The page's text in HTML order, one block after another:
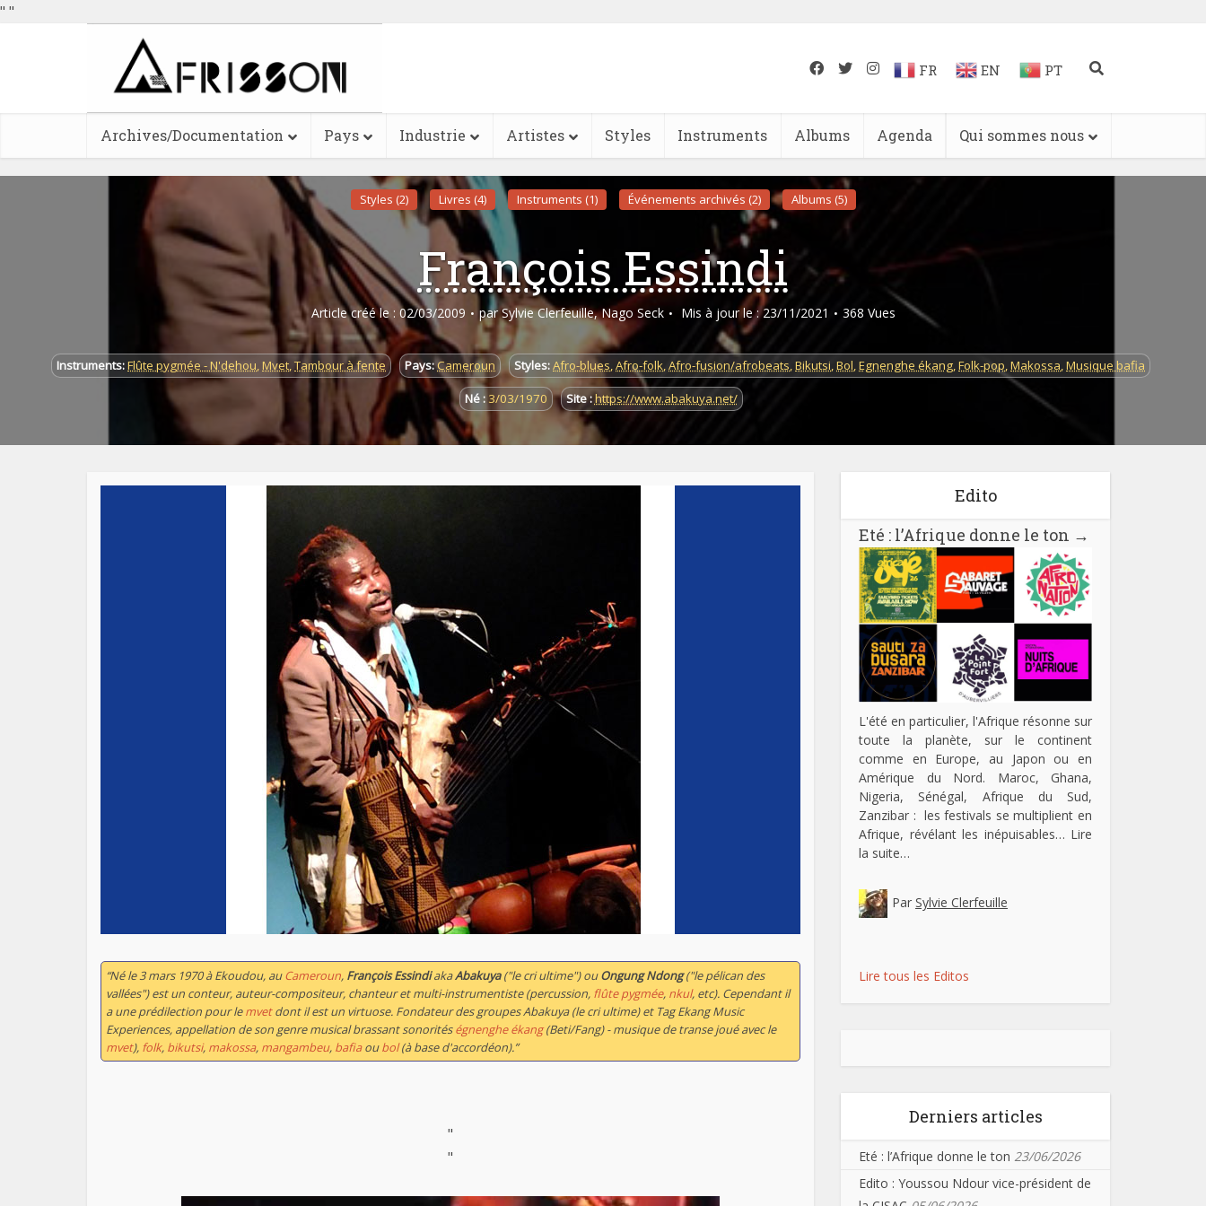
" "
FR EN PT
Archives/Documentation Pays Industrie Artistes Styles Instruments Albums Agenda Qui sommes nous
Styles (2) Livres (4) Instruments (1) Événements archivés (2) Albums (5)
François Essindi
Article créé le : 02/03/2009 par Sylvie Clerfeuille,Nago Seck Mis à jour le : 23/11/2021 368 Vues
Instruments:Flûte pygmée - N'dehou,Mvet,Tambour à fente Pays:Cameroun Styles:Afro-blues,Afro-folk,Afro-fusion/afrobeats,Bikutsi,Bol,Egnenghe ékang,Folk-pop,Makossa,Musique bafia
Né : 3/03/1970 Site :https://www.abakuya.net/
“Né le 3 mars 1970 à Ekoudou, auCameroun, François EssindiakaAbakuya("le cri ultime") ouOngung Ndong("le pélican des
vallées") est un conteur, auteur-compositeur, chanteur et multi-instrumentiste (percussion, flûte pygmée, nkul, etc). Cependant il
a une prédilection pour lemvetdont il est un virtuose. Fondateur des groupes Abakuya (le cri ultime) et Tag Ekang Music
Experiences, appellation de son genre musical brassant sonoritéségnenghe ékang(Beti/Fang) - musique de transe joué avec le
mvet), folk, bikutsi, makossa, mangambeu, bafiaoubol(à base d'accordéon).”
"
"
Edito
Eté : l’Afrique donne le ton →
L'été en particulier, l'Afrique résonne sur
toute la planète, sur le continent
comme en Europe, au Japon ou en
Amérique du Nord. Maroc, Ghana,
Nigeria, Sénégal, Afrique du Sud,
Zanzibar : les festivals se multiplient en
Afrique, révélant les inépuisables… Lire
la suite…
Par Sylvie Clerfeuille
Lire tous les Editos
Derniers articles
Eté : l’Afrique donne le ton 23/06/2026
Edito : Youssou Ndour vice-président de